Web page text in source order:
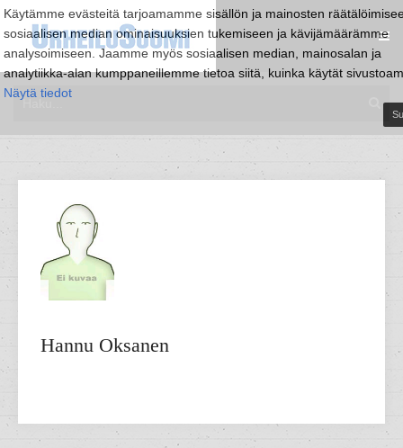
Käytämme evästeitä tarjoamamme sisällön ja mainosten
sosiaalisen median ominaisuuksien tukemiseen ja kävijämäärämme
analysoimiseen. Jaamme myös sosiaalisen median, mainosalan ja
analytiikka-alan kumppaneillemme tietoa siitä, kuinka käytät
Näytä tiedot
Hannu Oksanen